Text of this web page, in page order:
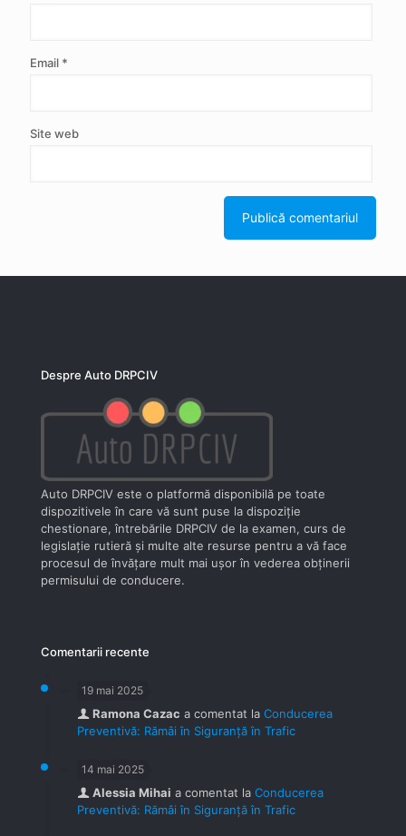
Email *
Site web
Despre Auto DRPCIV
Auto DRPCIV este o platformă disponibilă pe toate
dispozitivele în care vă sunt puse la dispoziţie
chestionare, întrebările DRPCIV de la examen, curs de
legislaţie rutieră şi multe alte resurse pentru a vă face
procesul de învăţare mult mai uşor în vederea obţinerii
permisului de conducere.
Comentarii recente
19 mai 2025
Ramona Cazac a comentat la Conducerea
Preventivă: Rămâi în Siguranță în Trafic
14 mai 2025
Alessia Mihai a comentat la Conducerea
Preventivă: Rămâi în Siguranță în Trafic